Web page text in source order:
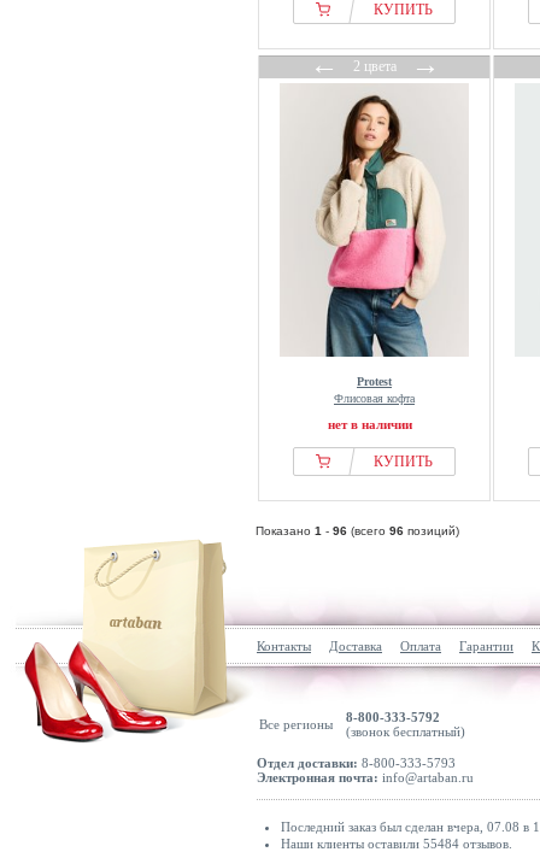
КУПИТЬ
←2 цвета→
Protest
Флисовая кофта
нет в наличии
КУПИТЬ
Показано 1 - 96 (всего 96 позиций)
Контакты Доставка Оплата Гарантии
Все регионы
8-800-333-5792
(звонок бесплатный)
Отдел доставки: 8-800-333-5793
Электронная почта: info@artaban.ru
Последний заказ был сделан вчера, 07.08
Наши клиенты оставили 55484 отзывов.